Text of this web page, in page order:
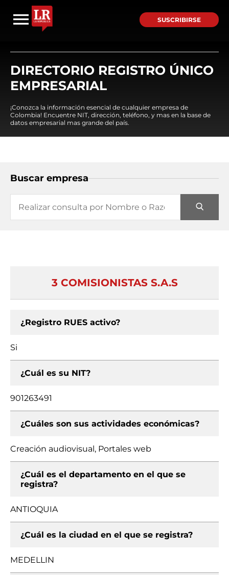
SUSCRIBIRSE
DIRECTORIO REGISTRO ÚNICO
EMPRESARIAL
¡Conozca la información esencial de cualquier empresa de
Colombia! Encuentre NIT, dirección, teléfono, y mas en la base de
datos empresarial mas grande del país.
Buscar empresa
3 COMISIONISTAS S.A.S
¿Registro RUES activo?
Si
¿Cuál es su NIT?
901263491
¿Cuáles son sus actividades económicas?
Creación audiovisual, Portales web
¿Cuál es el departamento en el que se
registra?
ANTIOQUIA
¿Cuál es la ciudad en el que se registra?
MEDELLIN